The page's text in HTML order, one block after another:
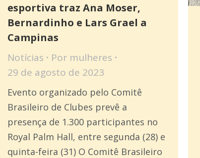
esportiva traz Ana Moser,
Bernardinho e Lars Grael a
Campinas
Notícias Por mulheres
29 de agosto de 2023
Evento organizado pelo Comitê
Brasileiro de Clubes prevê a
presença de 1.300 participantes no
Royal Palm Hall, entre segunda (28) e
quinta-feira (31) O Comitê Brasileiro